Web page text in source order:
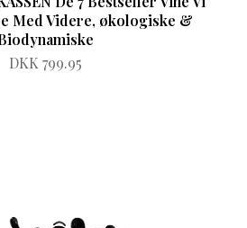
Med Videre, økologiske &
DKK 799.95